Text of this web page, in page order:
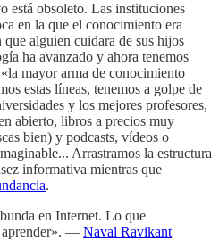
está obsoleto. Las instituciones
en la que el conocimiento era
que alguien cuidara de sus hijos
ha avanzado y ahora tenemos
mayor arma de conocimiento
estas líneas, tenemos a golpe de
y los mejores profesores,
abierto, libros a precios muy
bien) y podcasts, vídeos o
Arrastramos la estructura
informativa mientras que
.
en Internet. Lo que
aprender». — Naval Ravikant